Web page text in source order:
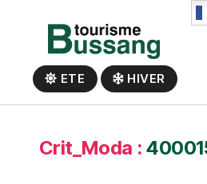
ETE HIVER
Crit_Moda :
Panneau de gestion des